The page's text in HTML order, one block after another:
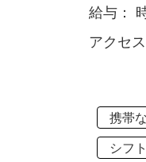
給与：
アクセ
携帯
シフ